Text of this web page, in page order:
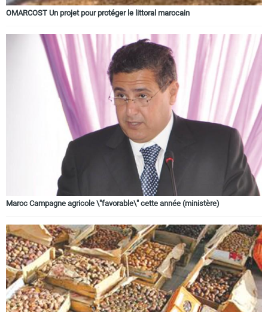
OMARCOST Un projet pour protéger le littoral marocain
Maroc Campagne agricole \"favorable\" cette année (ministère)